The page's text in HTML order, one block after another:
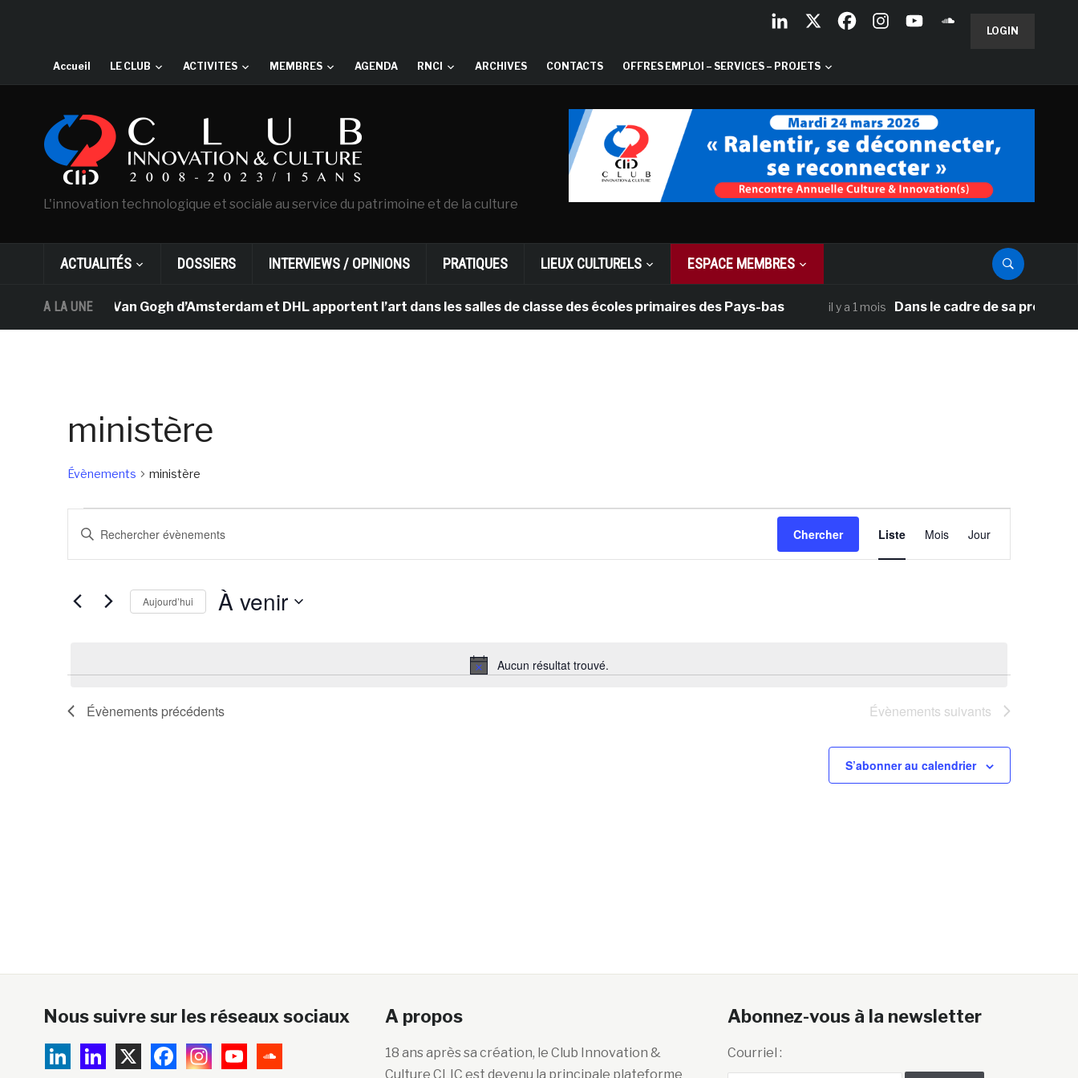
LOGIN
Accueil LE CLUB ACTIVITES MEMBRES AGENDA RNCI ARCHIVES CONTACTS OFFRES EMPLOI – SERVICES – PROJETS
L'innovation technologique et sociale au service du patrimoine et de la culture
ACTUALITÉS DOSSIERS INTERVIEWS / OPINIONS PRATIQUES LIEUX CULTURELS ESPACE MEMBRES
A LA UNE
Le musée Van Gogh d’Amsterdam et DHL apportent l’art dans les salles de classe des écoles primaires des Pays-bas il y a 1 mois Dans le cadre de sa
ministère
Évènements ministère
Évènements
Notice
Aucun résultat trouvé.
Recherche
et
de
Saisir
Rechercher
Évènements
clé.
Chercher
de
vues
Liste Mois Jour
Aujourd’hui À venir
Évènements précédents Évènements suivants
S’abonner au calendrier
Nous suivre sur les réseaux sociaux A propos
18 ans après sa création, le Club Innovation &
Culture CLIC est devenu la principale plateforme
Abonnez-vous à la newsletter
Courriel :